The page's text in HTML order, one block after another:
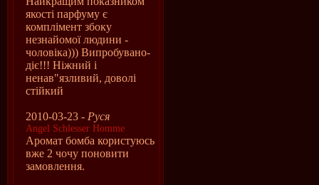
якості парфуму є
комплімент збоку
незнайомої людини -
чоловіка))) Випробувано-
діє!!! Ніжний і
ненав"язливий, доволі
стійкий
2010-03-23 - Руся
Angel Schlesser Homme
Аромат бомба користуюсь
вже 2 чочу поновити
замовлення.